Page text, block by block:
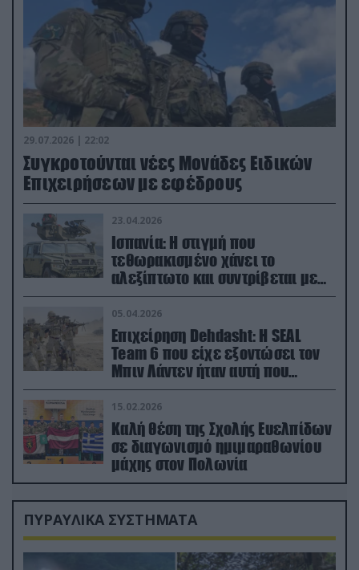
29.07.2026 | 22:02
Συγκροτούνται νέες Μονάδες Ειδικών
Επιχειρήσεων με εφέδρους
23.04.2026
Ισπανία: Η στιγμή που
τεθωρακισμένο χάνει το
αλεξίπτωτο και συντρίβεται με
ορμή στο έδαφος (βίντεο)
05.04.2026
Επιχείρηση Dehdasht: Η SEAL
Team 6 που είχε εξοντώσει τον
Μπιν Λάντεν ήταν αυτή που
διέσωσε τον πιλότο του F-15
15.02.2026
Καλή θέση της Σχολής Ευελπίδων
σε διαγωνισμό ημιμαραθωνίου
μάχης στον Πολωνία
ΠΥΡΑΥΛΙΚΑ ΣΥΣΤΗΜΑΤΑ